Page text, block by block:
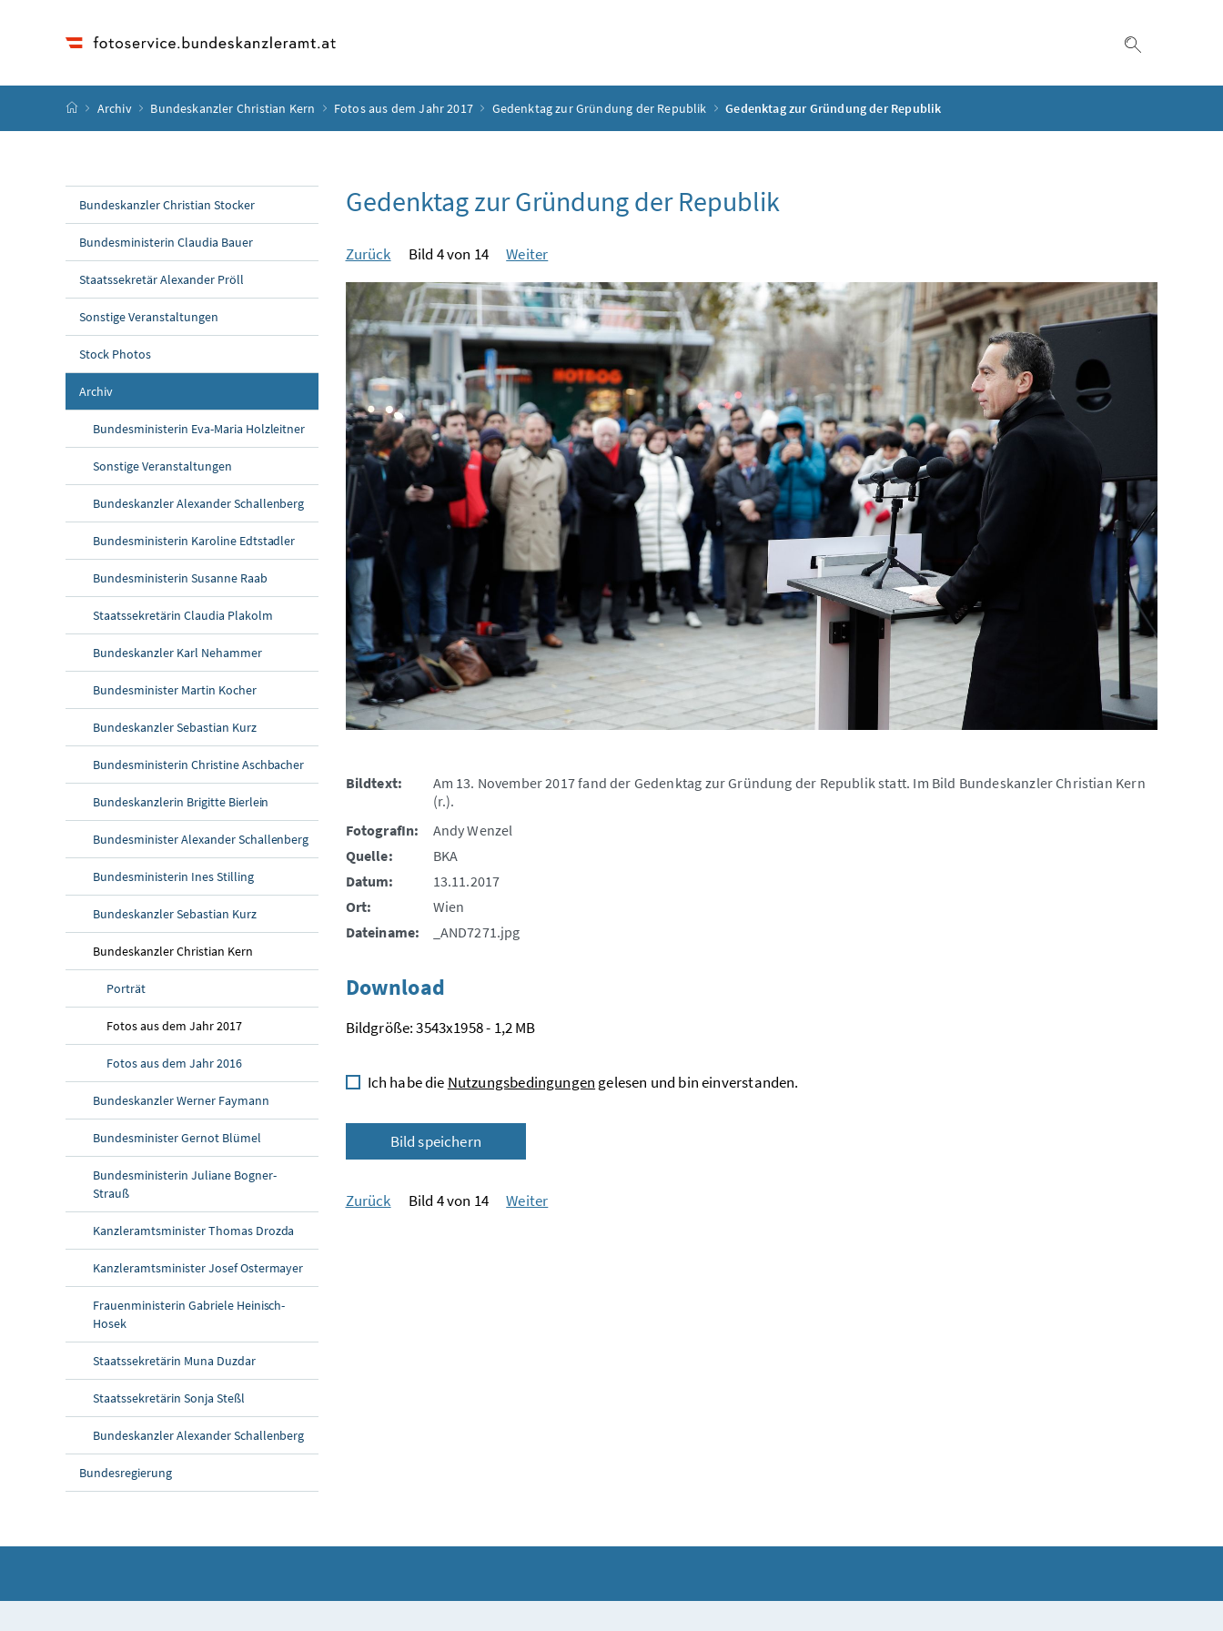
Startseite
Archiv Bundeskanzler Christian Kern Fotos aus dem Jahr 2017 Gedenktag zur Gründung der Republik Gedenktag zur Gründung der Republik
Bundeskanzler Christian Stocker
Bundesministerin Claudia Bauer
Staatssekretär Alexander Pröll
Sonstige Veranstaltungen
Stock Photos
Archiv
Bundesministerin Eva-Maria Holzleitner
Sonstige Veranstaltungen
Bundeskanzler Alexander Schallenberg
Bundesministerin Karoline Edtstadler
Bundesministerin Susanne Raab
Staatssekretärin Claudia Plakolm
Bundeskanzler Karl Nehammer
Bundesminister Martin Kocher
Bundeskanzler Sebastian Kurz
Bundesministerin Christine Aschbacher
Bundeskanzlerin Brigitte Bierlein
Bundesminister Alexander Schallenberg
Bundesministerin Ines Stilling
Bundeskanzler Sebastian Kurz
Bundeskanzler Christian Kern
Porträt
Fotos aus dem Jahr 2017
Fotos aus dem Jahr 2016
Bundeskanzler Werner Faymann
Bundesminister Gernot Blümel
Bundesministerin Juliane Bogner-
Strauß
Kanzleramtsminister Thomas Drozda
Kanzleramtsminister Josef Ostermayer
Frauenministerin Gabriele Heinisch-
Hosek
Staatssekretärin Muna Duzdar
Staatssekretärin Sonja Steßl
Bundeskanzler Alexander Schallenberg
Bundesregierung
Gedenktag zur Gründung der Republik
Zurück Bild 4 von 14 Weiter
Bildtext:
Am 13. November 2017 fand der Gedenktag zur Gründung der Republik statt. Im Bild Bundeskanzler Christian Kern
(r.).
FotografIn:
Andy Wenzel
Quelle:
BKA
Datum:
13.11.2017
Ort:
Wien
Dateiname:
_AND7271.jpg
Download
Bildgröße: 3543x1958 - 1,2 MB
Ich habe die Nutzungsbedingungen gelesen und bin einverstanden.
Bild speichern
Zurück Bild 4 von 14 Weiter